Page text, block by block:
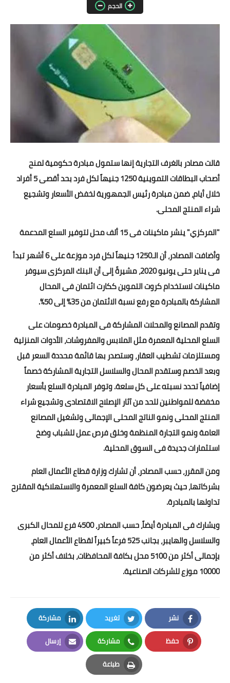
مقالات واراء
محافظات
القاهرة
الجيزة
الاسكندرية
سوهاج
شمال سيناء
أخبار الرياضة
أخبار الفن
صحة
البوابة التعليمية
المزيد
اقتصاد
المرأة والطفل
حكاية صورة
ثقافة
حوادث
الحجم
قالت مصادر بالغرف التجارية إنها ستمول مبادرة حكومية لمنح
أصحاب البطاقات التموينية 1250 جنيهاً لكل فرد بحد أقصى 5 أفراد
خلال أيام، ضمن مبادرة رئيس الجمهورية لخفض الأسعار وتشجيع
شراء المنتج المحلى.
"المركزي" ينشر ماكينات فى 15 ألف محل لتوفير السلع المدعمة
وأضافت المصادر، أن الـ1250 جنيهاً لكل فرد موزعة على 6 أشهر تبدأ
فى يناير حتى يونيو 2020، مشيرةً إلى أن البنك المركزى سيوفر
ماكينات لاستخدام كروت التموين ككارت ائتمان فى المحال
المشاركة بالمبادرة مع رفع نسبة الائتمان من 35% إلى 50%.
وتقدم المصانع والمحلات المشاركة فى المبادرة خصومات على
السلع المحلية المعمرة مثل الملابس والمفروشات، الأدوات المنزلية
ومستلزمات تشطيب العقار، وستصدر بها قائمة محددة السعر قبل
وبعد الخصم وستقدم المحال والسلاسل التجارية المشاركة خصماً
إضافياً تحدد نسبته على كل سلعة. وتوفر المبادرة السلع بأسعار
مخفضة للمواطنين للحد من آثار الإصلاح الاقتصادى وتشجيع شراء
المنتج المحلى ونمو الناتج المحلى الإجمالى وتشغيل المصانع
العامة ونمو التجارة المنظمة وخلق فرص عمل للشباب وضخ
استثمارات جديدة فى السوق المحلية.
ومن المقرر، حسب المصادر، أن تشارك وزارة قطاع الأعمال العام
بشركاتها، حيث يعرضون كافة السلع المعمرة والاستهلاكية المقترح
تداولها بالمبادرة.
ويشارك فى المبادرة أيضاً، حسب المصادر، 4500 فرع للمحال الكبرى
والسلاسل والهايبر، بجانب 525 فرعاً كبيراً لقطاع الأعمال العام،
بإجمالى أكثر من 5100 محل بكافة المحافظات، بخلاف أكثر من
10000 موزع للشركات الصناعية.
نشر
Facebook
تغريد
Twitter
مشاركة
LinkedIn
حفظ
Pinterest
مشاركة
Whatsapp
إرسال
Email
طباعة
Print